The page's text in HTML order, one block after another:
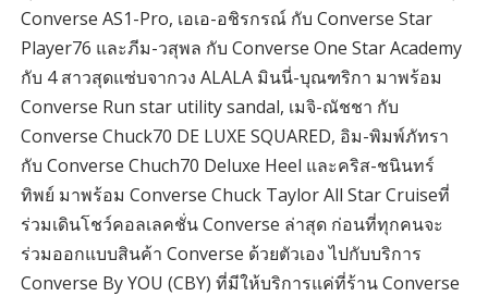
Converse AS1-Pro, เอเอ-อชิรกรณ์ กับ Converse Star
Player76 และภีม-วสุพล กับ Converse One Star Academy
กับ 4 สาวสุดแซ่บจากวง ALALA มินนี่-บุณฑริกา มาพร้อม
Converse Run star utility sandal, เมจิ-ณัชชา กับ
Converse Chuck70 DE LUXE SQUARED, อิม-พิมพ์ภัทรา
กับ Converse Chuch70 Deluxe Heel และคริส-ชนินทร์
ทิพย์ มาพร้อม Converse Chuck Taylor All Star Cruiseที่
ร่วมเดินโชว์คอลเลคชั่น Converse ล่าสุด ก่อนที่ทุกคนจะ
ร่วมออกแบบสินค้า Converse ด้วยตัวเอง ไปกับบริการ
Converse By YOU (CBY) ที่มีให้บริการแค่ที่ร้าน Converse